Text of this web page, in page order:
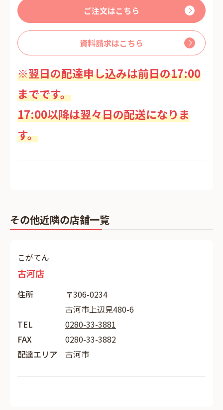
ご注文はこちら
資料請求はこちら
※翌日の配達申し込みは前日の17:00
までです。
17:00以降は翌々日の配送になりま
す。
その他近隣の店舗一覧
こがてん
古河店
住所
〒306-0234
古河市上辺見480-6
TEL
0280-33-3881
FAX
0280-33-3882
配達エリア
古河市